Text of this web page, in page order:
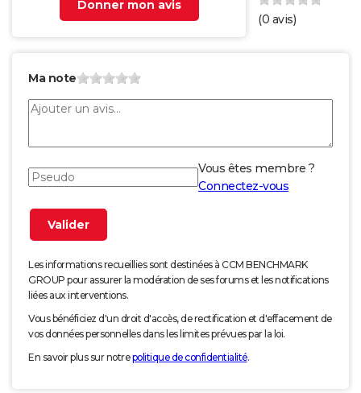
Donner mon avis
(0 avis)
Ma note
Vous êtes membre ?
Connectez-vous
Les informations recueillies sont destinées à CCM BENCHMARK
GROUP pour assurer la modération de ses forums et les notifications
liées aux interventions.
Vous bénéficiez d'un droit d'accès, de rectification et d'effacement de
vos données personnelles dans les limites prévues par la loi.
En savoir plus sur notrepolitique de confidentialité.